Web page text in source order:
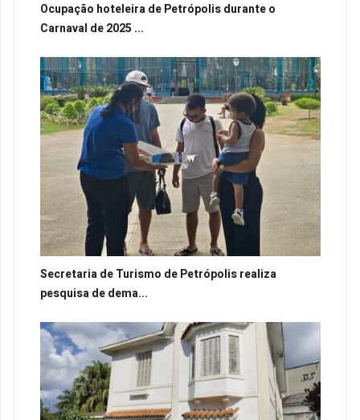
Ocupação hoteleira de Petrópolis durante o
Carnaval de 2025 ...
Secretaria de Turismo de Petrópolis realiza
pesquisa de dema...